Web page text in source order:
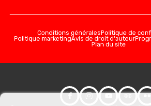
Conditions généralesPolitique de
Politique marketingAvis de droit d'auteur
Plan du site